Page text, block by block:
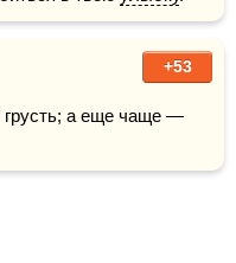
+53